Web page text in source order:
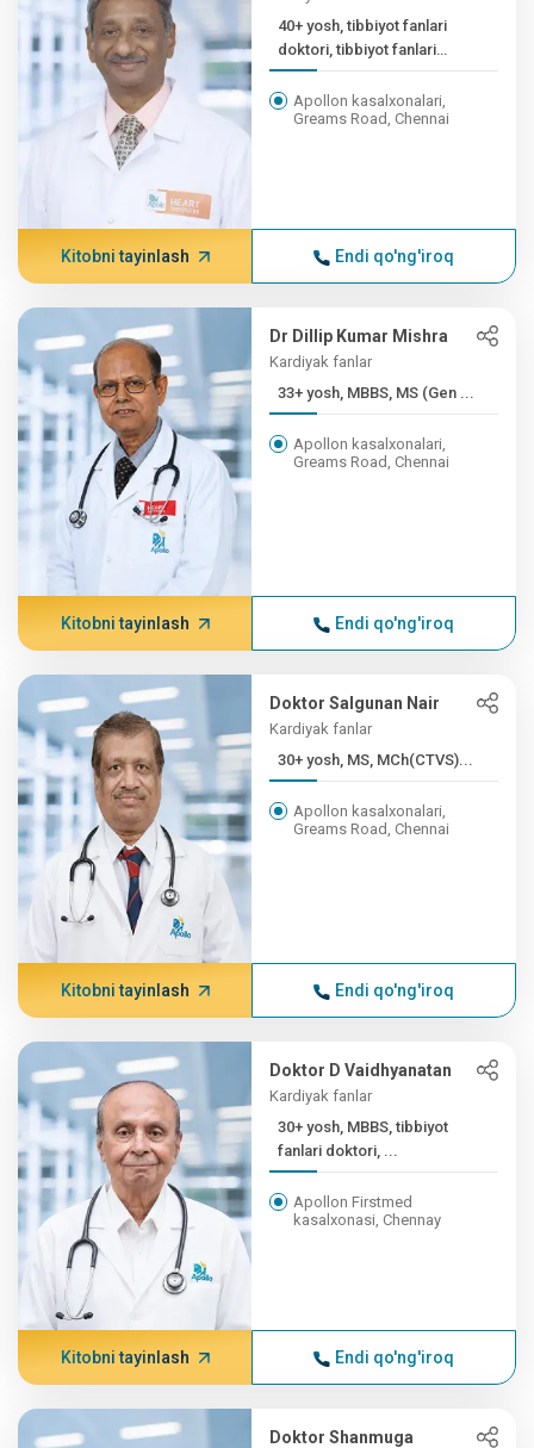
40+ yosh, tibbiyot fanlari
doktori, tibbiyot fanlari
doktori
Apollon kasalxonalari,
Greams Road, Chennai
Kitobni tayinlash Endi qo'ng'iroq
Dr Dillip Kumar Mishra
Kardiyak fanlar
33+ yosh, MBBS, MS (Gen ...
Apollon kasalxonalari,
Greams Road, Chennai
Kitobni tayinlash Endi qo'ng'iroq
Doktor Salgunan Nair
Kardiyak fanlar
30+ yosh, MS, MCh(CTVS)...
Apollon kasalxonalari,
Greams Road, Chennai
Kitobni tayinlash Endi qo'ng'iroq
Doktor D Vaidhyanatan
Kardiyak fanlar
30+ yosh, MBBS, tibbiyot
fanlari doktori, ...
Apollon Firstmed
kasalxonasi, Chennay
Kitobni tayinlash Endi qo'ng'iroq
Doktor Shanmuga